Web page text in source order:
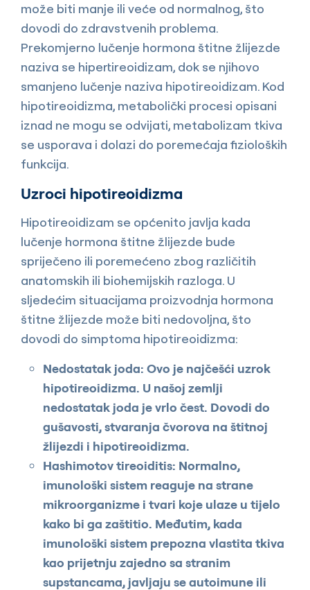
može biti manje ili veće od normalnog, što
dovodi do zdravstvenih problema.
Prekomjerno lučenje hormona štitne žlijezde
naziva se hipertireoidizam, dok se njihovo
smanjeno lučenje naziva hipotireoidizam. Kod
hipotireoidizma, metabolički procesi opisani
iznad ne mogu se odvijati, metabolizam tkiva
se usporava i dolazi do poremećaja fizioloških
funkcija.
Uzroci hipotireoidizma
Hipotireoidizam se općenito javlja kada
lučenje hormona štitne žlijezde bude
spriječeno ili poremećeno zbog različitih
anatomskih ili biohemijskih razloga. U
sljedećim situacijama proizvodnja hormona
štitne žlijezde može biti nedovoljna, što
dovodi do simptoma hipotireoidizma:
Nedostatak joda: Ovo je najčešći uzrok
hipotireoidizma. U našoj zemlji
nedostatak joda je vrlo čest. Dovodi do
gušavosti, stvaranja čvorova na štitnoj
žlijezdi i hipotireoidizma.
Hashimotov tireoiditis: Normalno,
imunološki sistem reaguje na strane
mikroorganizme i tvari koje ulaze u tijelo
kako bi ga zaštitio. Međutim, kada
imunološki sistem prepozna vlastita tkiva
kao prijetnju zajedno sa stranim
supstancama, javljaju se autoimune ili